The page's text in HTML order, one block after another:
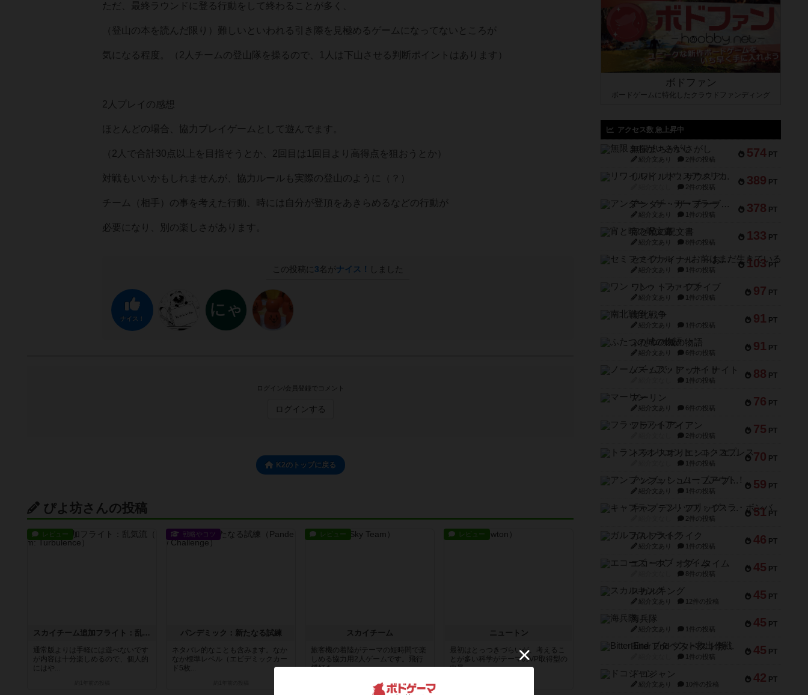
ただ、最終ラウンドに登る行動をして終わることが多く、
（登山の本を読んだ限り）難しいといわれる引き際を見極めるゲームになってないところが
気になる程度。（2人チームの登山隊を操るので、1人は下山させる判断ポイントはあります）
2人プレイの感想
ほとんどの場合、協力プレイゲームとして遊んでます。
（2人で合計30点以上を目指そうとか、2回目は1回目より高得点を狙おうとか）
対戦もいいかもしれませんが、協力ルールも実際の登山のように（？）
チーム（相手）の事を考えた行動、時には自分が登頂をあきらめるなどの行動が
必要になり、別の楽しさがあります。
この投稿に 3名がナイス！ しました
ナイス！
ログイン/会員登録でコメント
ログインする
K2のトップに戻る
ぴよ坊さんの投稿
レビュー
スカイチーム追加フライト：乱気流
通常版よりは手軽には遊べないです
が内容は十分楽しめるので、個人的
にはや...
戦略やコツ
パンデミック：新たなる試練
ネタバレ的なことも含みます。なか
なか標準レベル（エピデミックカー
ド5枚...
レビュー
スカイチーム
旅客機の着陸がテーマの短時間で楽
しめる協力用2人ゲームです。飛行
機好き...
の投稿
レビュー
ニュートン
最初はとっつきづらいが、考えるこ
とが多い科学がテーマのVP取得型の
中量...
ボドファン
ボードゲームに特化したクラウドファンディング
アクセス数 急上昇中
574 PT
無限まちがいさがし
紹介文あり 2件の投稿
389 PT
リワイルド：サウスアメリカ
2件の投稿
378 PT
アンダー・ザ・テーブラー
紹介文あり 1件の投稿
133 PT
宵と暁の呪文書
紹介文あり 8件の投稿
103 PT
セミファイナル ～お前はまだ生きている～
紹介文あり 1件の投稿
97 PT
ワン・トゥ・ファイブ
紹介文あり 1件の投稿
91 PT
南北戦争
紹介文あり 1件の投稿
91 PT
ふたつの城の物語
紹介文あり 6件の投稿
88 PT
ノームズ・アット・ナイト
1件の投稿
76 PT
マーリン
紹介文あり 6件の投稿
75 PT
フラットアイアン
2件の投稿
70 PT
トランスオリエント・エクスプレス
1件の投稿
59 PT
アンブッシュ！：ムーブアウト！
紹介文あり 1件の投稿
51 PT
キャプテン・フリップ：イスラ・ボンバ
2件の投稿
46 PT
ガルフストライク
紹介文あり 1件の投稿
45 PT
エコーズ・オブ・タイム
8件の投稿
45 PT
スカルキング
紹介文あり 12件の投稿
45 PT
海兵隊
紹介文あり 1件の投稿
45 PT
Bitter End ブタペスト救出作戦
1件の投稿
42 PT
ドコジャン
紹介文あり 10件の投稿